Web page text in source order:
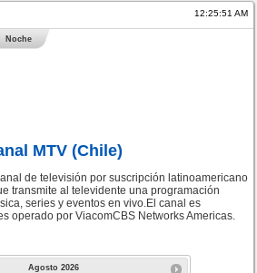
12:25:51 AM
Noche
MTV (Chile)
de televisión por suscripción latinoamericano
transmite al televidente una programación
series y eventos en vivo.El canal es
operado por ViacomCBS Networks Americas.
Agosto 2026